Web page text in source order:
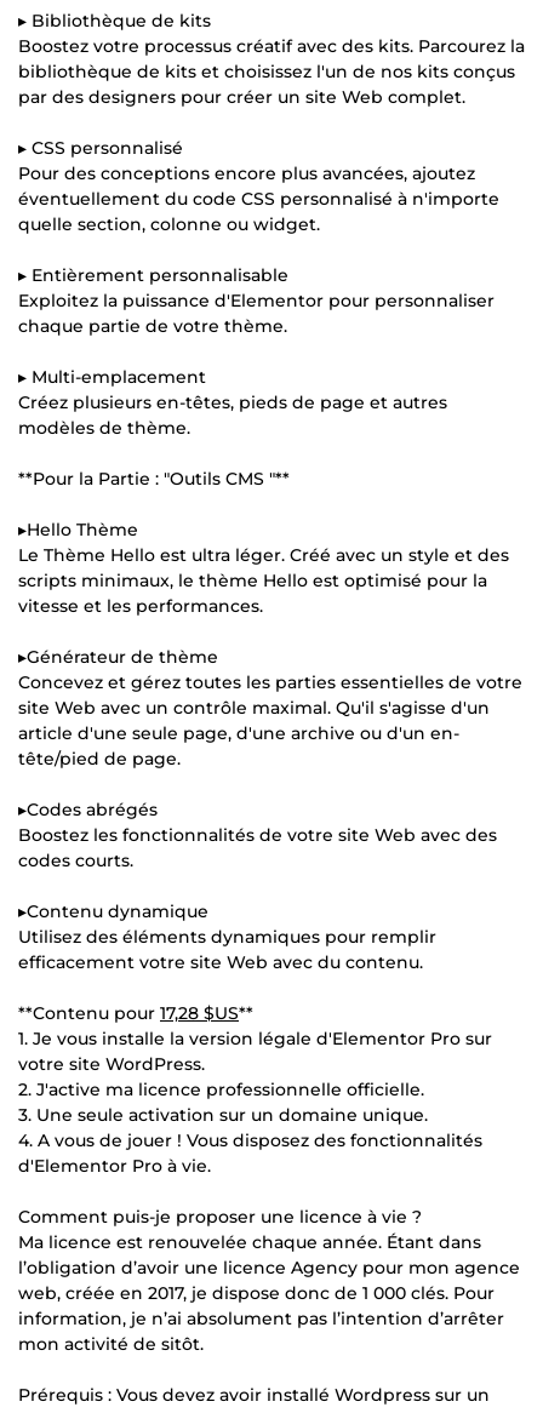
▸ Bibliothèque de kits
Boostez votre processus créatif avec des kits. Parcourez la
bibliothèque de kits et choisissez l'un de nos kits conçus
par des designers pour créer un site Web complet.
▸ CSS personnalisé
Pour des conceptions encore plus avancées, ajoutez
éventuellement du code CSS personnalisé à n'importe
quelle section, colonne ou widget.
▸ Entièrement personnalisable
Exploitez la puissance d'Elementor pour personnaliser
chaque partie de votre thème.
▸ Multi-emplacement
Créez plusieurs en-têtes, pieds de page et autres
modèles de thème.
**Pour la Partie : "Outils CMS "**
▸Hello Thème
Le Thème Hello est ultra léger. Créé avec un style et des
scripts minimaux, le thème Hello est optimisé pour la
vitesse et les performances.
▸Générateur de thème
Concevez et gérez toutes les parties essentielles de votre
site Web avec un contrôle maximal. Qu'il s'agisse d'un
article d'une seule page, d'une archive ou d'un en-
tête/pied de page.
▸Codes abrégés
Boostez les fonctionnalités de votre site Web avec des
codes courts.
▸Contenu dynamique
Utilisez des éléments dynamiques pour remplir
efficacement votre site Web avec du contenu.
**Contenu pour 17,28 $US**
1. Je vous installe la version légale d'Elementor Pro sur
votre site WordPress.
2. J'active ma licence professionnelle officielle.
3. Une seule activation sur un domaine unique.
4. A vous de jouer ! Vous disposez des fonctionnalités
d'Elementor Pro à vie.
Comment puis-je proposer une licence à vie ?
Ma licence est renouvelée chaque année. Étant dans
l’obligation d’avoir une licence Agency pour mon agence
web, créée en 2017, je dispose donc de 1 000 clés. Pour
information, je n’ai absolument pas l’intention d’arrêter
mon activité de sitôt.
Prérequis : Vous devez avoir installé Wordpress sur un